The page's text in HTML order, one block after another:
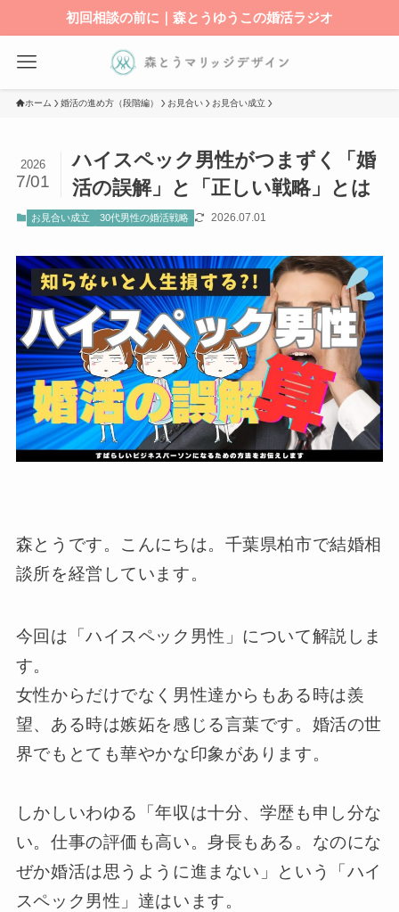
初回相談の前に｜森とうゆうこの婚活ラジオ
ホーム 婚活の進め方（段階編） お見合い お見合い成立
ハイスペック男性がつまずく「婚
活の誤解」と「正しい戦略」とは
2026
7/01
お見合い成立 30代男性の婚活戦略 2026.07.01
森とうです。こんにちは。千葉県柏市で結婚相
談所を経営しています。
今回は「ハイスペック男性」について解説しま
す。
女性からだけでなく男性達からもある時は羨
望、ある時は嫉妬を感じる言葉です。婚活の世
界でもとても華やかな印象があります。
しかしいわゆる「年収は十分、学歴も申し分な
い。仕事の評価も高い。身長もある。なのにな
ぜか婚活は思うように進まない」という「ハイ
スペック男性」達はいます。